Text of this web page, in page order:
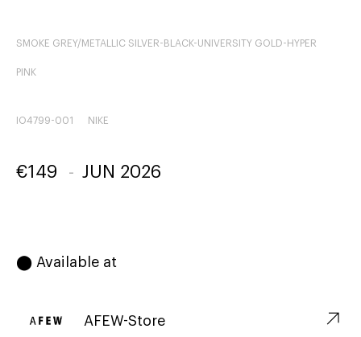
SMOKE GREY/METALLIC SILVER-BLACK-UNIVERSITY GOLD-HYPER
PINK
IO4799-001 NIKE
€149 - JUN 2026
⬤ Available at
AFEW-Store ↗︎